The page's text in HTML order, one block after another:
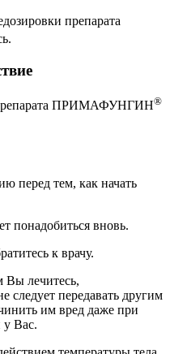
препарата
препарата ПРИМАФУНГИН®
перед тем, как начать
понадобиться вновь.
к врачу.
Вы лечитесь,
следует передавать другим
им вред даже при
у Вас.